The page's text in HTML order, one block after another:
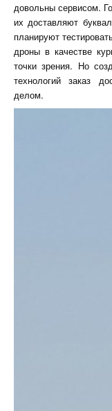
довольны сервисом.
их доставляют
планируют
дроны в качестве
точки зрения. Но
технологий заказ
делом.